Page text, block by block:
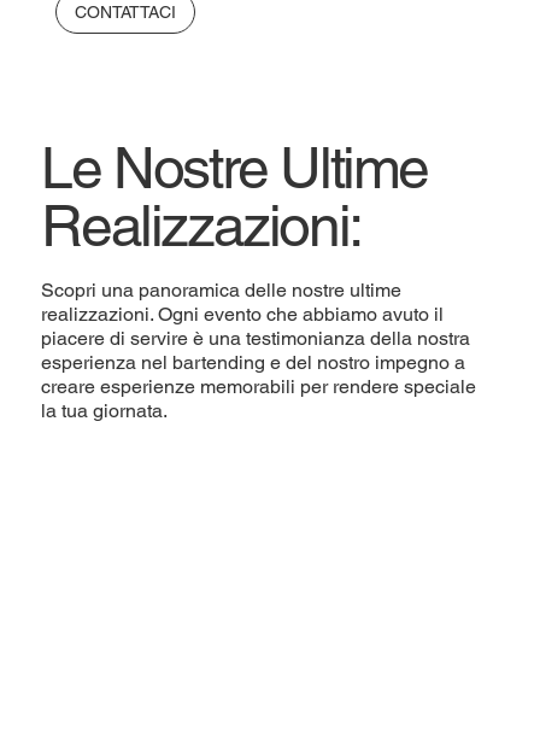
CONTATTACI
Le Nostre Ultime
Realizzazioni:
Scopri una panoramica delle nostre ultime
realizzazioni. Ogni evento che abbiamo avuto il
piacere di servire è una testimonianza della nostra
esperienza nel bartending e del nostro impegno a
creare esperienze memorabili per rendere speciale
la tua giornata.